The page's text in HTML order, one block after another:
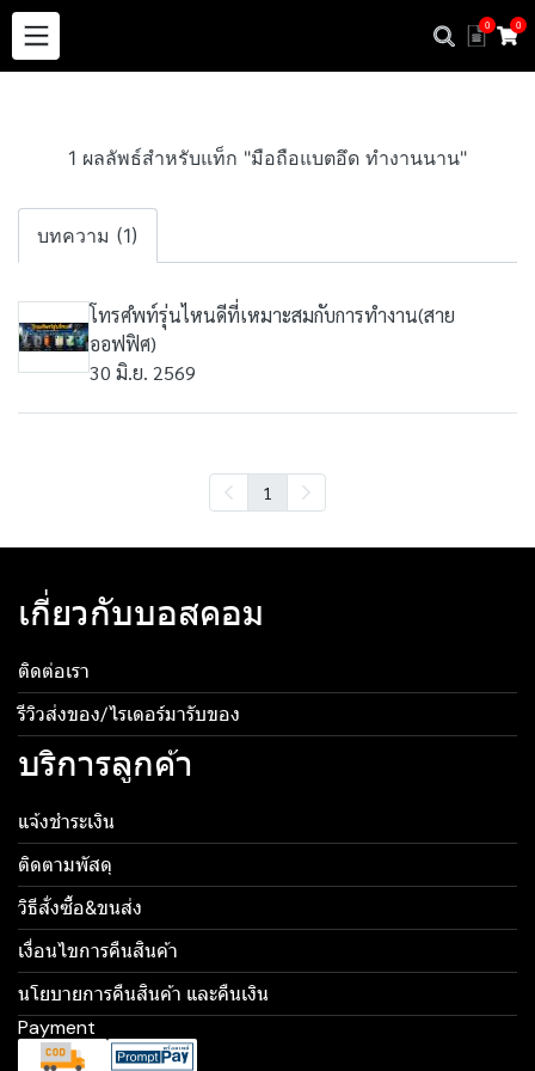
0 0
1 ผลลัพธ์สำหรับแท็ก "มือถือแบตอึด ทำงานนาน"
บทความ (1)
โทรศํพท์รุ่นไหนดีที่เหมาะสมกับการทำงาน(สาย
ออฟฟิศ)
30 มิ.ย. 2569
1
เกี่ยวกับบอสคอม
ติดต่อเรา
รีวิวส่งของ/ไรเดอร์มารับของ
บริการลูกค้า
แจ้งชำระเงิน
ติดตามพัสดุ
วิธีสั่งซื้อ&ขนส่ง
เงื่อนไขการคืนสินค้า
นโยบายการคืนสินค้า และคืนเงิน
Payment